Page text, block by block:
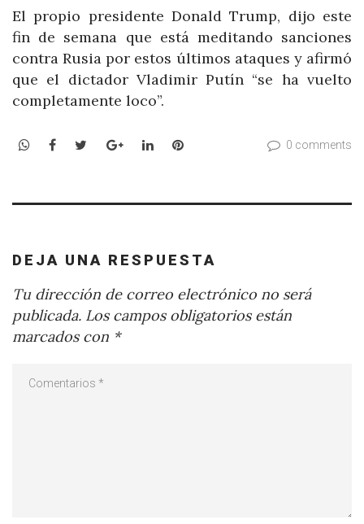
El propio presidente Donald Trump, dijo este
fin de semana que está meditando sanciones
contra Rusia por estos últimos ataques y afirmó
que el dictador Vladimir Putín “se ha vuelto
completamente loco”.
WhatsApp
Facebook
TwitterGoogle+LinkedInPinterest 0 comments
DEJA UNA RESPUESTA
Tu dirección de correo electrónico no será
publicada. Los campos obligatorios están
marcados con *